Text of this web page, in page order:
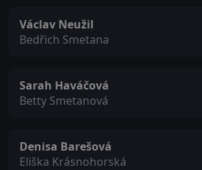
Václav Neužil
Bedřich Smetana
Sarah Haváčová
Betty Smetanová
Denisa Barešová
Eliška Krásnohorská